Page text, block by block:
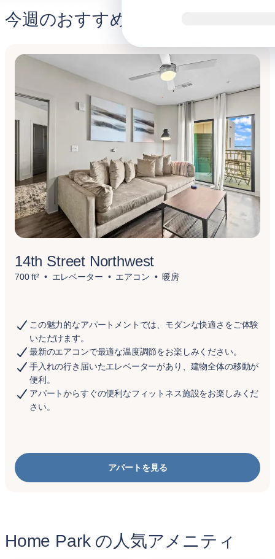
今週のおすすめ
14th Street Northwest
700 ft² エレベーター エアコン 暖房
この魅力的なアパートメントでは、モダンな快適さをご体験
いただけます。
最新のエアコンで最適な温度調節をお楽しみください。
手入れの行き届いたエレベーターがあり、建物全体の移動が
便利。
アパートからすぐの便利なフィットネス施設をお楽しみくだ
さい。
アパートを見る
Home Park の人気アメニティ